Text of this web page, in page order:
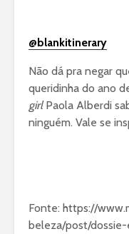
@blankitinerary
Não dá pra negar
queridinha do ano
girlPaola Alberdi
ninguém. Vale se
Fonte: https://
beleza/post/